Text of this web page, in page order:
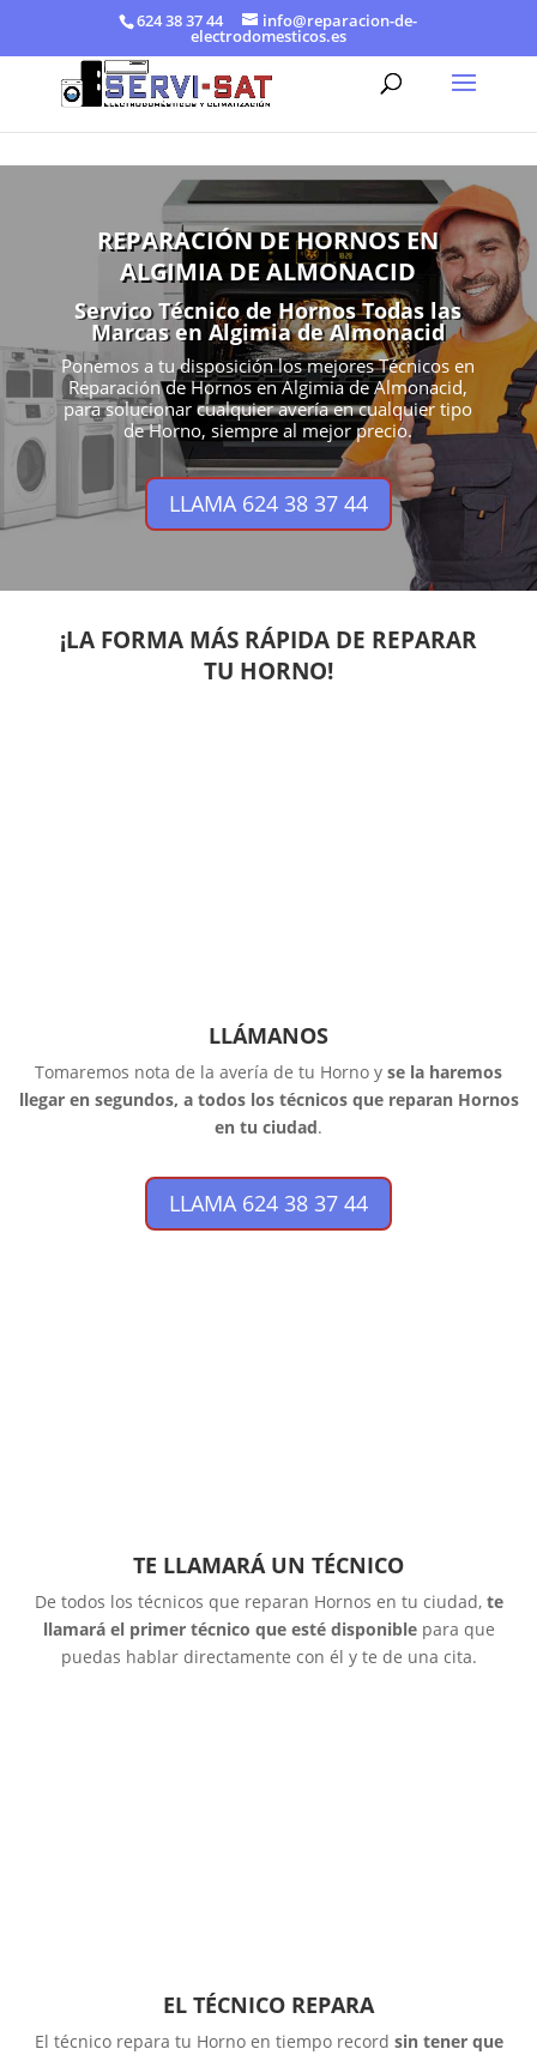
624 38 37 44 info@reparacion-de-
electrodomesticos.es
REPARACIÓN DE HORNOS EN
ALGIMIA DE ALMONACID
Servico Técnico de Hornos Todas las
Marcas en Algimia de Almonacid
Ponemos a tu disposición los mejores Técnicos en
Reparación de Hornos en Algimia de Almonacid,
para solucionar cualquier avería en cualquier tipo
de Horno, siempre al mejor precio.
LLAMA 624 38 37 44
¡LA FORMA MÁS RÁPIDA DE REPARAR
TU HORNO!
LLÁMANOS
Tomaremos nota de la avería de tu Horno y se la haremos
llegar en segundos, a todos los técnicos que reparan Hornos
en tu ciudad.
LLAMA 624 38 37 44
TE LLAMARÁ UN TÉCNICO
De todos los técnicos que reparan Hornos en tu ciudad, te
llamará el primer técnico que esté disponiblepara que
puedas hablar directamente con él y te de una cita.
EL TÉCNICO REPARA
El técnico repara tu Horno en tiempo record sin tener que